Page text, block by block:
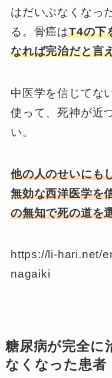
はだいぶなくなっ
る。骨癌はT4の下
なれば完治だと言
中医学を信じてな
使って、死神が近
い。
他の人のせいにも
無効な西洋医学を
の無知で死の道を
https://li-hari.net/
nagaiki
糖尿病が完全に
なくなった患者